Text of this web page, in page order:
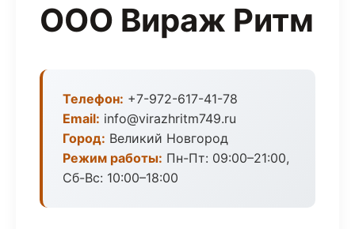
ООО Вираж Ритм
Телефон: +7-972-617-41-78
Email: info@virazhritm749.ru
Город: Великий Новгород
Режим работы: Пн-Пт: 09:00–21:00,
Сб-Вс: 10:00–18:00